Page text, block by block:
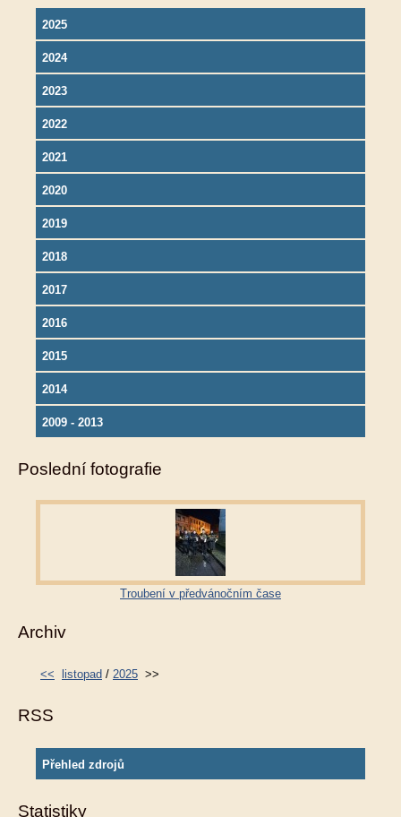
2025
2024
2023
2022
2021
2020
2019
2018
2017
2016
2015
2014
2009 - 2013
Poslední fotografie
Troubení v předvánočním čase
Archiv
<< listopad / 2025 >>
RSS
Přehled zdrojů
Statistiky